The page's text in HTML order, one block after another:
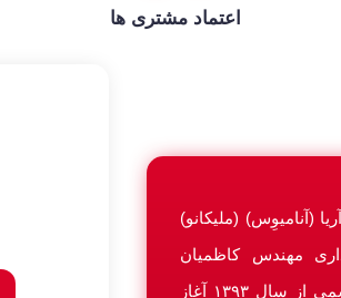
اعتماد مشتری ها
(آنامیوِس) (ملیکانو)
مهندس کاظمیان
فعالیت خود را به طور رسمی از سال ۱۳۹۳ آغاز